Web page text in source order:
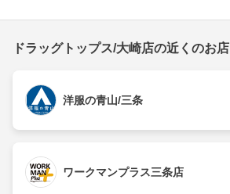
ドラッグトップス/大崎店の近くのお店
洋服の青山/三条
ワークマンプラス三条店